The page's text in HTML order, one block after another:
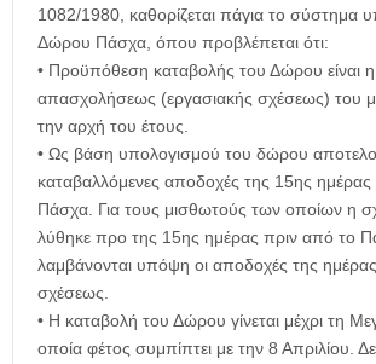
1082/1980, καθορίζεται πάγια το σύστημα
Δώρου Πάσχα, όπου προβλέπεται ότι:
• Προϋπόθεση καταβολής του Δώρου είναι
απασχολήσεως (εργασιακής σχέσεως) του
την αρχή του έτους.
• Ως βάση υπολογισμού του δώρου
καταβαλλόμενες αποδοχές της 15ης
Πάσχα. Για τους μισθωτούς των οποίων η
λύθηκε προ της 15ης ημέρας πριν από το
λαμβάνονται υπόψη οι αποδοχές της
σχέσεως.
• Η καταβολή του Δώρου γίνεται μέχρι τη
οποία φέτος συμπίπτει με την 8 Απριλίου.